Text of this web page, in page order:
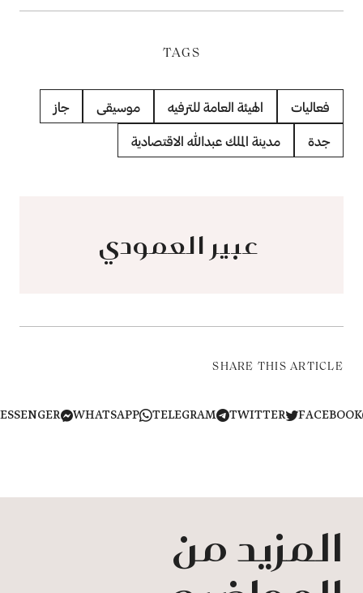
TAGS
فعاليات الهيئة العامة للترفيه موسيقى
جدة مدينة الملك عبدالله الاقتصادية
​​​​​​​ عبير العمودي
SHARE THIS ARTICLE
TWITTER
TELEGRAM
WHATSAPP
MESSENGER
المزيد من